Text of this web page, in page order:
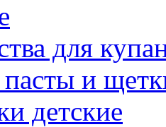
для
и
детские